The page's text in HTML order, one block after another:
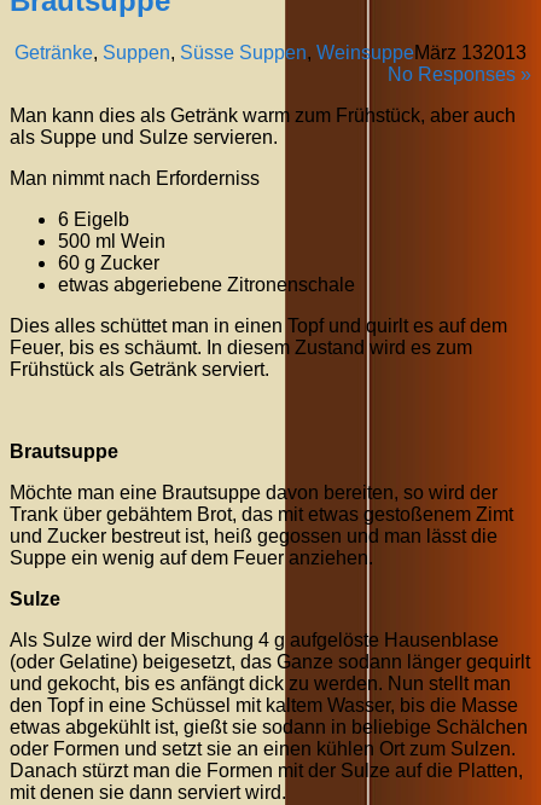
Getränke, Suppen, Süsse Suppen, Weinsuppe
No Responses »
März 132013
Man kann dies als Getränk warm zum Frühstück, aber auch
als Suppe und Sulze servieren.
Man nimmt nach Erforderniss
6 Eigelb
500 ml Wein
60 g Zucker
etwas abgeriebene Zitronenschale
Dies alles schüttet man in einen Topf und quirlt es auf dem
Feuer, bis es schäumt. In diesem Zustand wird es zum
Frühstück als Getränk serviert.
Brautsuppe
Möchte man eine Brautsuppe davon bereiten, so wird der
Trank über gebähtem Brot, das mit etwas gestoßenem Zimt
und Zucker bestreut ist, heiß gegossen und man lässt die
Suppe ein wenig auf dem Feuer anziehen.
Sulze
Als Sulze wird der Mischung 4 g aufgelöste Hausenblase
(oder Gelatine) beigesetzt, das Ganze sodann länger gequirlt
und gekocht, bis es anfängt dick zu werden. Nun stellt man
den Topf in eine Schüssel mit kaltem Wasser, bis die Masse
etwas abgekühlt ist, gießt sie sodann in beliebige Schälchen
oder Formen und setzt sie an einen kühlen Ort zum Sulzen.
Danach stürzt man die Formen mit der Sulze auf die Platten,
mit denen sie dann serviert wird.